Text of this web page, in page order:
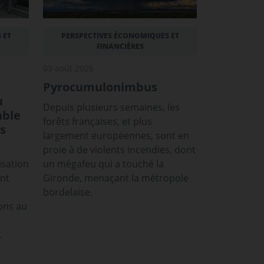
ET
au
PERSPECTIVES ÉCONOMIQUES ET
FINANCIÈRES
Pyrocumulonimbus
Depuis plusieurs semaines, les
forêts françaises, et plus
largement européennes, sont en
proie à de violents incendies, dont
un mégafeu qui a touché la
Gironde, menaçant la métropole
bordelaise.